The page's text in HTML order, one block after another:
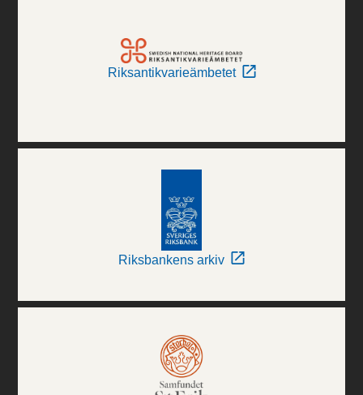
Riksantikvarieämbetet
Riksbankens arkiv